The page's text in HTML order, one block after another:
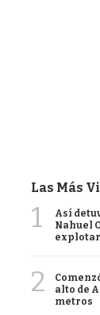
Las Más
1
Así
Nahuel
2
alto de
metros